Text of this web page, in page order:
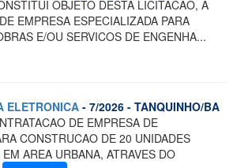
OBJETO DESTA LICITACAO, A
EMPRESA ESPECIALIZADA PARA
E/OU SERVICOS DE ENGENHA...
ELETRONICA- 7/2026 - TANQUINHO/BA
DE EMPRESA DE
CONSTRUCAO DE 20 UNIDADES
AREA URBANA, ATRAVES DO